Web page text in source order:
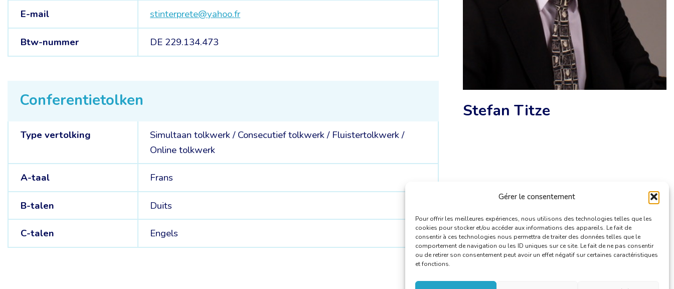
Gérer le consentement
Pour offrir les meilleures expériences, nous utilisons des technologies telles que les
cookies pour stocker et/ou accéder aux informations des appareils. Le fait de
consentir à ces technologies nous permettra de traiter des données telles que le
comportement de navigation ou les ID uniques sur ce site. Le fait de ne pas consentir
ou de retirer son consentement peut avoir un effet négatif sur certaines caractéristiques
et fonctions.
E-mail stinterprete@yahoo.fr
Btw-nummer DE 229.134.473
Conferentietolken
Type vertolking Simultaan tolkwerk/Consecutief tolkwerk/ Fluistertolkwerk/
Online tolkwerk
A-taal Frans
B-talen Duits
C-talen Engels
Stefan Titze